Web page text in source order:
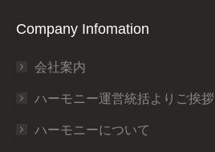
opens
new
window
opens
new
window
opens
new
window
opens
window
opens
window
opens
window
Company Infomation
会社案内
ハーモニー運営統括よりご挨拶
ハーモニーについて